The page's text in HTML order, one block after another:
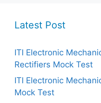
Latest Post
ITI Electronic
Rectifiers Mock Test
ITI Electronic
Mock Test